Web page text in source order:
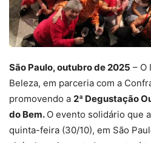
São Paulo, outubro de 2025 – O
Beleza, em parceria com a
promovendo a 2ª Degustação
do Bem. O evento solidário que
quinta-feira (30/10), em São